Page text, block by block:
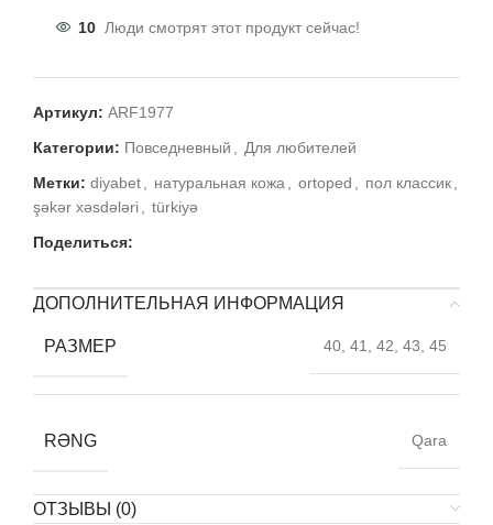
10 Люди смотрят этот продукт сейчас!
Артикул: ARF1977
Категории: Повседневный
Для любителей
Метки: diyabet натуральная кожа ortoped пол классик
şəkər xəsdələri
türkiyə
Поделиться:
ДОПОЛНИТЕЛЬНАЯ ИНФОРМАЦИЯ
РАЗМЕР 40, 41, 42, 43, 45
RƏNG Qara
ОТЗЫВЫ (0)